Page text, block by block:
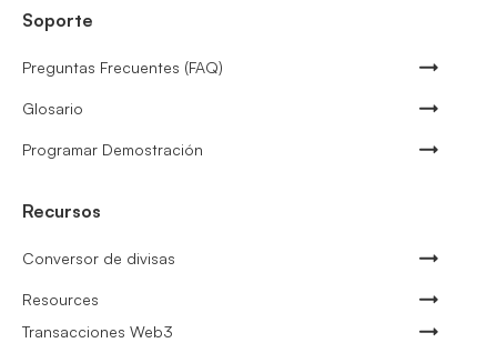
Soporte
Preguntas Frecuentes (FAQ)
Glosario
Programar Demostración
Recursos
Conversor de divisas
Resources
Transacciones Web3